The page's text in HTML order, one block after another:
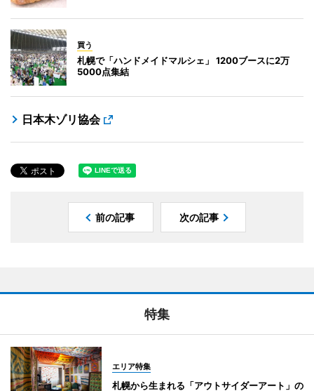
買う
札幌で「ハンドメイドマルシェ」 1200ブースに2万
5000点集結
日本木ゾリ協会
前の記事 次の記事
特集
エリア特集
札幌から生まれる「アウトサイダーアート」の